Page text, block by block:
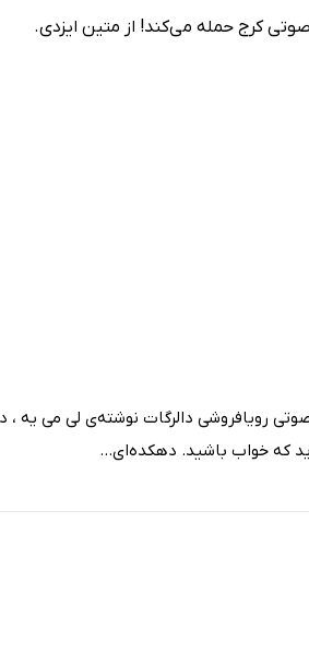
صوتی کرج حمله می‌کند! از متین ایزدی.
رویافروشی دالرگات نوشته‌ی لی می یه ،
که خواب باشید. دهکده‌ای...